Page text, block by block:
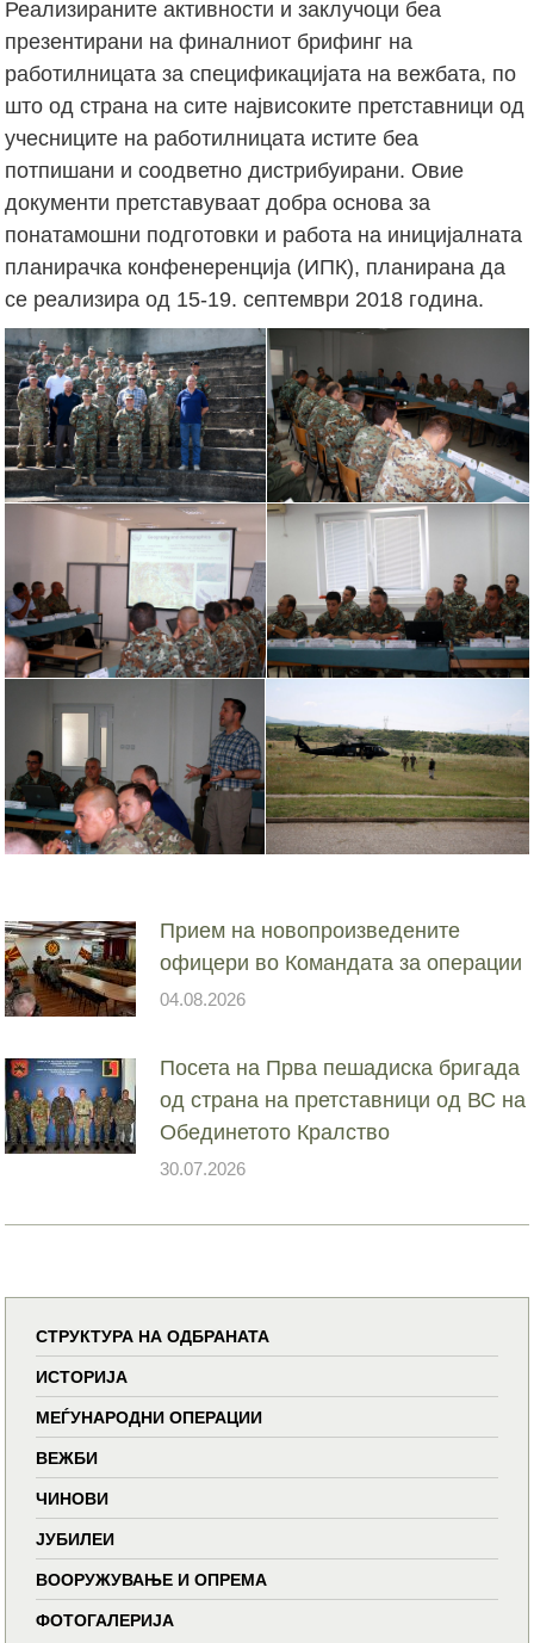
Реализираните активности и заклучоци беа
презентирани на финалниот брифинг на
работилницата за спецификацијата на вежбата, по
што од страна на сите највисоките претставници од
учесниците на работилницата истите беа
потпишани и соодветно дистрибуирани. Овие
документи претставуваат добра основа за
понатамошни подготовки и работа на иницијалната
планирачка конфенеренција (ИПК), планирана да
се реализира од 15-19. септември 2018 година.
Прием на новопроизведените
офицери во Командата за операции
04.08.2026
Посета на Прва пешадиска бригада
од страна на претставници од ВС на
Обединетото Кралство
30.07.2026
СТРУКТУРА НА ОДБРАНАТА
ИСТОРИЈА
МЕЃУНАРОДНИ ОПЕРАЦИИ
ВЕЖБИ
ЧИНОВИ
ЈУБИЛЕИ
ВООРУЖУВАЊЕ И ОПРЕМА
ФОТОГАЛЕРИЈА